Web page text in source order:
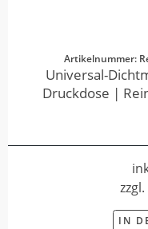
Artikelnummer:
Universal-
Druckdose |
IN